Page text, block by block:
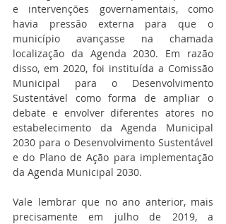
e intervenções governamentais, como
havia pressão externa para que o
município avançasse na chamada
localização da Agenda 2030. Em razão
disso, em 2020, foi instituída a Comissão
Municipal para o Desenvolvimento
Sustentável como forma de ampliar o
debate e envolver diferentes atores no
estabelecimento da Agenda Municipal
2030 para o Desenvolvimento Sustentável
e do Plano de Ação para implementação
da Agenda Municipal 2030.
Vale lembrar que no ano anterior, mais
precisamente em julho de 2019, a